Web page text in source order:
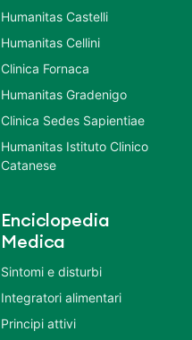
Humanitas Castelli
Humanitas Cellini
Clinica Fornaca
Humanitas Gradenigo
Clinica Sedes Sapientiae
Humanitas Istituto Clinico
Catanese
Enciclopedia
Medica
Sintomi e disturbi
Integratori alimentari
Principi attivi